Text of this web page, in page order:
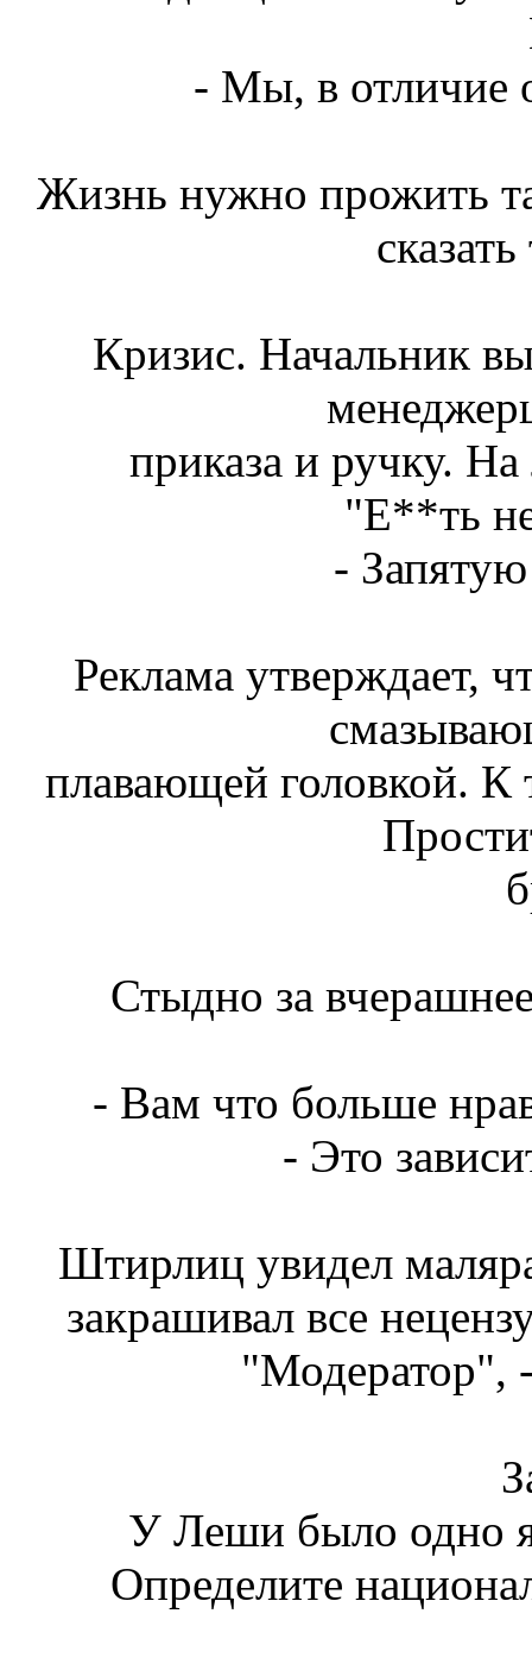
- Мы, в отличие
Жизнь нужно прожить
Кризис. Начальник
приказа и ручку.
"Е**ть
-
Реклама утверждает,
плавающей головкой. К
Стыдно за
- Вам что больше
- Это
Штирлиц увидел
закрашивал все
"Модератор",
У Леши было одно
Определите